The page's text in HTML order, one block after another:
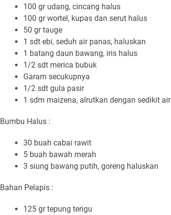
100 gr udang, cincang halus
100 gr wortel, kupas dan serut halus
50 gr tauge
1 sdt ebi, seduh air panas, haluskan
1 batang daun bawang, iris halus
1/2 sdt merica bubuk
Garam secukupnya
1/2 sdt gula pasir
1 sdm maizena, alrutkan dengan sedikit air
Bumbu Halus :
30 buah cabai rawit
5 buah bawah merah
3 siung bawang putih, goreng haluskan
Bahan Pelapis :
125 gr tepung terigu